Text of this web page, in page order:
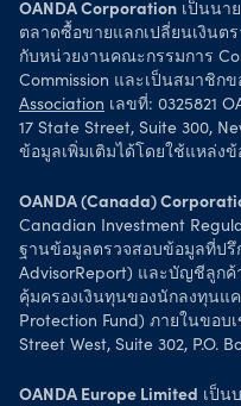
OANDA Corporation เป็นนา
ตลาดซื้อขายแลกเปลี่ยนเงินต
กับหน่วยงานคณะกรรมการ
Commission และเป็นสมาชิก
Association เลขที่: 0325821
17 State Street, Suite 300,
ข้อมูลเพิ่มเติมได้โดยใช้แหล่งข้
OANDA (Canada)
Canadian Investment
ฐานข้อมูลตรวจสอบข้อมูลที่ปรึ
AdvisorReport) และบัญชีลูกค้
คุ้มครองเงินทุนของนักลงทุนแ
Protection Fund) ภายในขอบ
Street West, Suite 302, P.O.
OANDA Europe Limited เป็น